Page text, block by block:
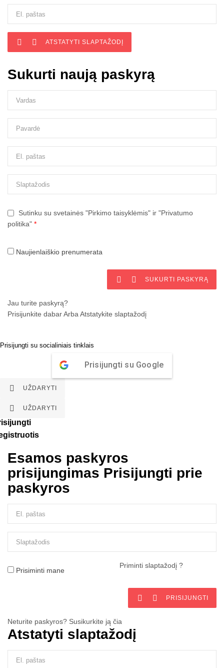
  ATSTATYTI SLAPTAŽODĮ
Sukurti naują paskyrą
Sutinku su svetainės "Pirkimo taisyklėmis" ir "Privatumo
politika" *
Naujienlaiškio prenumerata
  SUKURTI PASKYRĄ
Jau turite paskyrą?
Prisijunkite dabarArbaAtstatykite slaptažodį
Prisijungti su socialiniais tinklais
Prisijungti su Google
 UŽDARYTI
 UŽDARYTI
Esamos paskyros
prisijungimas Prisijungti prie
paskyros
Prisiminti mane
Priminti slaptažodį ?
  PRISIJUNGTI
Neturite paskyros? Susikurkite ją čia
Atstatyti slaptažodį